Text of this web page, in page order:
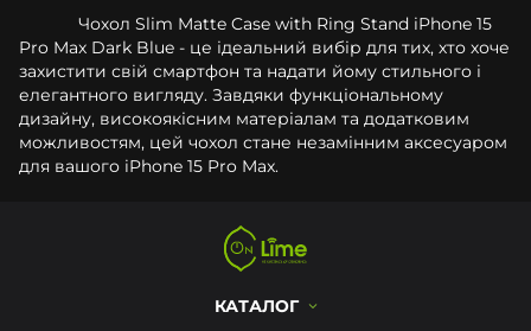
Чохол Slim Matte Case with Ring Stand iPhone 15
Pro Max Dark Blue - це ідеальний вибір для тих, хто хоче
захистити свій смартфон та надати йому стильного і
елегантного вигляду. Завдяки функціональному
дизайну, високоякісним матеріалам та додатковим
можливостям, цей чохол стане незамінним аксесуаром
для вашого iPhone 15 Pro Max.
КАТАЛОГ